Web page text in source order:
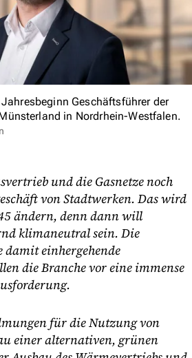
Geschäftsführer der
in Nordrhein-Westfalen.
und die Gasnetze noch
von Stadtwerken. Das wird
ändern, denn dann will
klimaneutral sein. Die
damit einhergehende
die Branche vor eine immense
für die Nutzung von
einer alternativen, grünen